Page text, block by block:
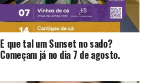
E que tal um Sunset no sado?
Começam já no dia 7 de agosto.